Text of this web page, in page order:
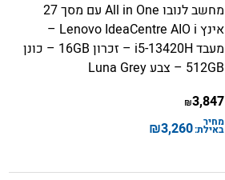
מחשב לנובו All in One עם מסך 27
אינץ Lenovo IdeaCentre AIO i –
מעבד i5-13420H – זכרון 16GB – כונן
512GB – צבע Luna Grey
3,847
₪
מחיר
באילת:3,260
₪